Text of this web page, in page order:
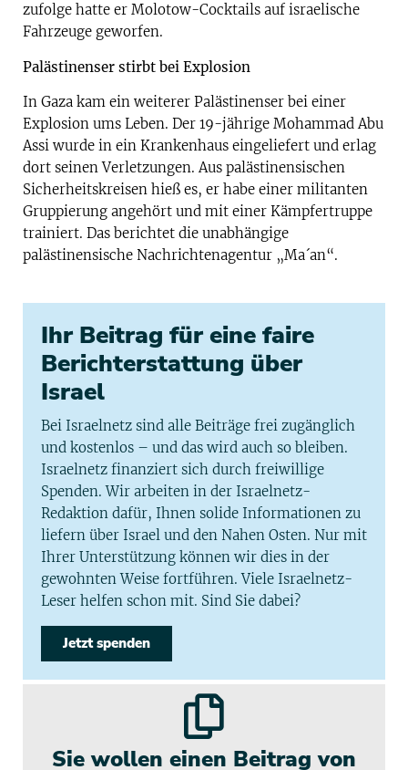
zufolge hatte er Molotow-Cocktails auf israelische
Fahrzeuge geworfen.
Palästinenser stirbt bei Explosion
In Gaza kam ein weiterer Palästinenser bei einer
Explosion ums Leben. Der 19-jährige Mohammad Abu
Assi wurde in ein Krankenhaus eingeliefert und erlag
dort seinen Verletzungen. Aus palästinensischen
Sicherheitskreisen hieß es, er habe einer militanten
Gruppierung angehört und mit einer Kämpfertruppe
trainiert. Das berichtet die unabhängige
palästinensische Nachrichtenagentur „Ma´an“.
Ihr Beitrag für eine faire
Berichterstattung über
Israel
Bei Israelnetz sind alle Beiträge frei zugänglich
und kostenlos – und das wird auch so bleiben.
Israelnetz finanziert sich durch freiwillige
Spenden. Wir arbeiten in der Israelnetz-
Redaktion dafür, Ihnen solide Informationen zu
liefern über Israel und den Nahen Osten. Nur mit
Ihrer Unterstützung können wir dies in der
gewohnten Weise fortführen. Viele Israelnetz-
Leser helfen schon mit. Sind Sie dabei?
Jetzt spenden
Sie wollen einen Beitrag von